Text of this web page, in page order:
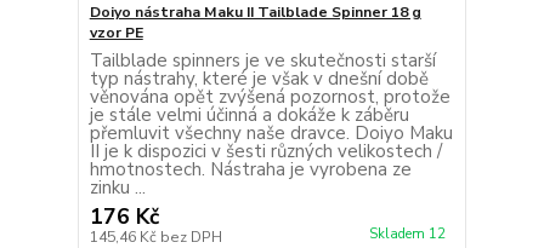
Doiyo nástraha Maku II Tailblade Spinner 18 g
vzor PE
Tailblade spinners je ve skutečnosti starší
typ nástrahy, které je však v dnešní době
věnována opět zvýšená pozornost, protože
je stále velmi účinná a dokáže k záběru
přemluvit všechny naše dravce. Doiyo Maku
II je k dispozici v šesti různých velikostech /
hmotnostech. Nástraha je vyrobena ze
zinku ...
176 Kč
145,46 Kč bez DPH Skladem 12